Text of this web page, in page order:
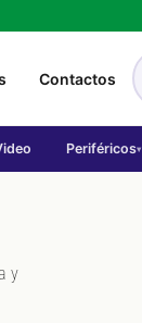
Contactos
Periféricos▾
y